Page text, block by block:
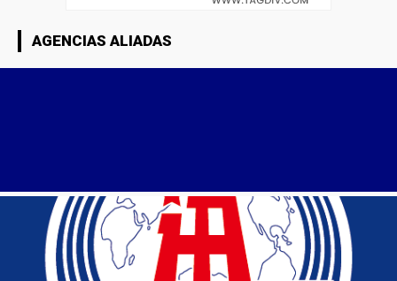
AGENCIAS ALIADAS